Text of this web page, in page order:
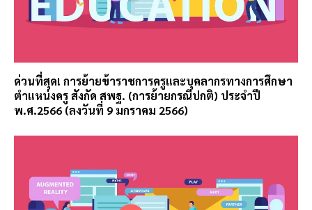
ด่วนที่สุด! การย้ายข้าราชการครูและบุคลากรทางการศึกษา
ตำแหน่งครู สังกัด สพฐ. (การย้ายกรณีปกติ) ประจำปี
พ.ศ.2566 (ลงวันที่ 9 มกราคม 2566)